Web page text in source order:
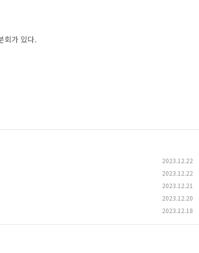
회가 있다.
2023.12.22
2023.12.22
2023.12.21
2023.12.20
2023.12.18